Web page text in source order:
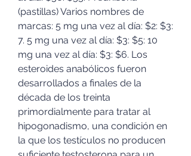
(pastillas) Varios nombres de
marcas: 5 mg una vez al día: $2: $3:
7. 5 mg una vez al día: $3: $5: 10
mg una vez al día: $3: $6. Los
esteroides anabólicos fueron
desarrollados a finales de la
década de los treinta
primordialmente para tratar al
hipogonadismo, una condición en
la que los testículos no producen